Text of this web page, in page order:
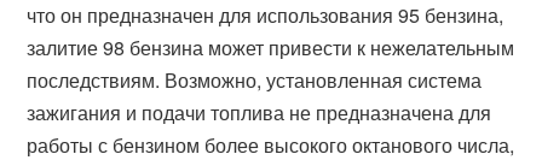
что он предназначен для использования 95 бензина,
залитие 98 бензина может привести к нежелательным
последствиям. Возможно, установленная система
зажигания и подачи топлива не предназначена для
работы с бензином более высокого октанового числа,